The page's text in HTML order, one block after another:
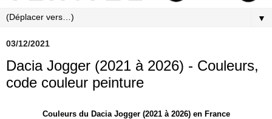
▼
03/12/2021
Dacia Jogger (2021 à 2026) - Couleurs,
code couleur peinture
Couleurs du Dacia Jogger (2021 à 2026) en France